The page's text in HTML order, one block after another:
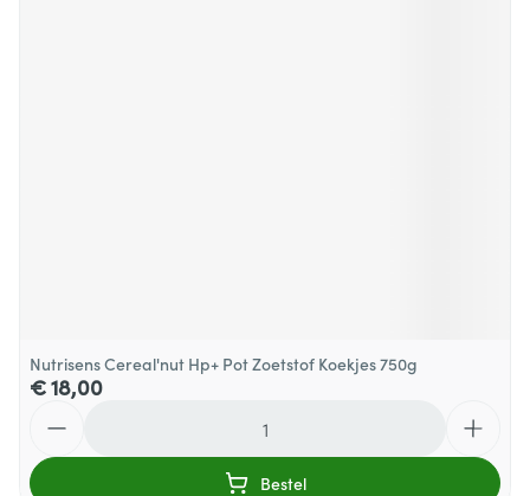
Nutrisens Cereal'nut Hp+ Pot Zoetstof Koekjes 750g
€ 18,00
Bestel